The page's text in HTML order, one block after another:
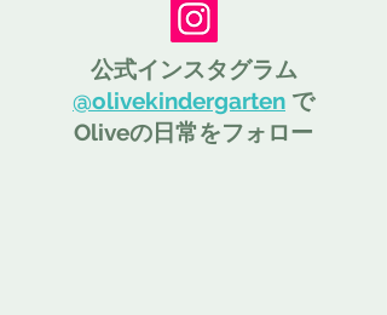
公式インスタグラム
@olivekindergarten で
Oliveの日常をフォロー